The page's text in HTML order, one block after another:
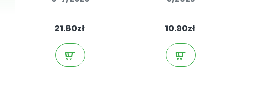
21.80zł 10.90zł